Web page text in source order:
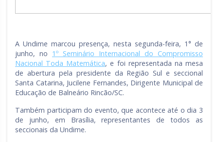
A Undime marcou presença, nesta segunda-feira, 1° de
junho, no 1º Seminário Internacional do Compromisso
Nacional Toda Matemática, e foi representada na mesa
de abertura pela presidente da Região Sul e seccional
Santa Catarina, Jucilene Fernandes, Dirigente Municipal de
Educação de Balneário Rincão/SC.
Também participam do evento, que acontece até o dia 3
de junho, em Brasília, representantes de todos as
seccionais da Undime.